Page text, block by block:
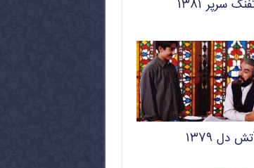
سرپر ۱۳۸۱
دل ۱۳۷۹